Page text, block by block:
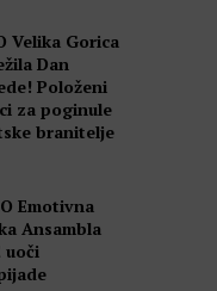
Velika Gorica
Dan
Položeni
za poginule
branitelje
Emotivna
Ansambla
uoči